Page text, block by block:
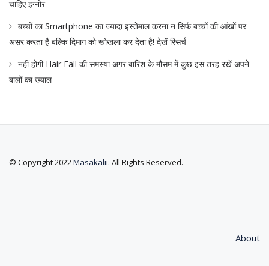
चाहिए इग्नोर
बच्चों का Smartphone का ज्यादा इस्तेमाल करना न सिर्फ बच्चों की आंखों पर
असर करता है बल्कि दिमाग को खोखला कर देता है! देखें रिसर्च
नहीं होगी Hair Fall की समस्या अगर बारिश के मौसम में कुछ इस तरह रखें अपने
बालों का ख्याल
© Copyright 2022Masakalii. All Rights Reserved.
About